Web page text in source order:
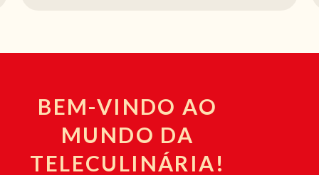
BEM-VINDO AO
MUNDO DA
TELECULINÁRIA!